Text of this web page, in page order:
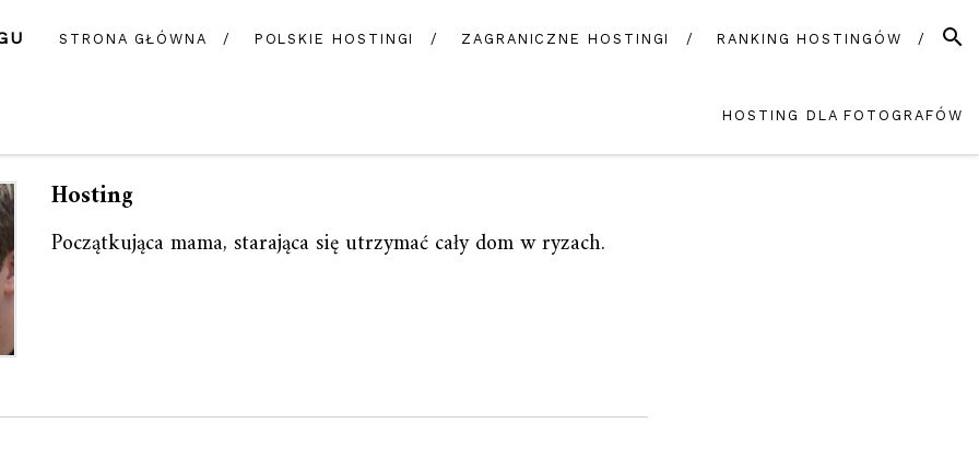
STRONA GŁÓWNA POLSKIE HOSTINGI ZAGRANICZNE HOSTINGI RANKING HOSTINGÓW
HOSTING DLA FOTOGRAFÓW
Hosting
Początkująca mama, starająca się utrzymać cały dom w ryzach.